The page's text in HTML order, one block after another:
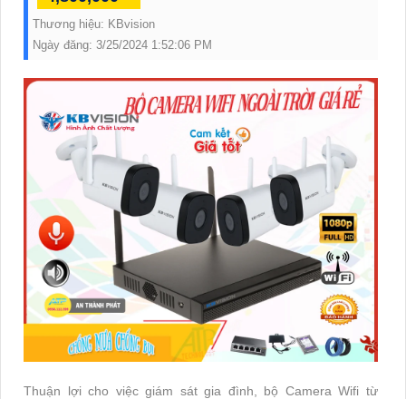
Thương hiệu: KBvision
Ngày đăng: 3/25/2024 1:52:06 PM
Thuận lợi cho việc giám sát gia đình, bộ Camera Wifi từ